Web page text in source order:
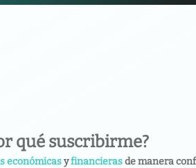
qué suscribirme?
económicasyfinancierasde manera